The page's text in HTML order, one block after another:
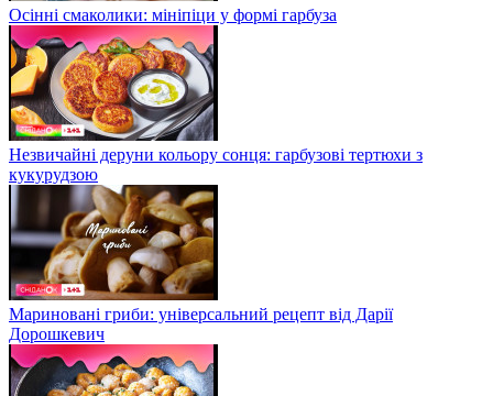
Осінні смаколики: мініпіци у формі гарбуза
Незвичайні деруни кольору сонця: гарбузові тертюхи з
кукурудзою
Мариновані гриби: універсальний рецепт від Дарії
Дорошкевич